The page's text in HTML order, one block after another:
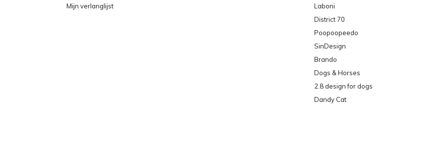
Mijn verlanglijst
Laboni
District 70
Poopoopeedo
SinDesign
Brando
Dogs & Horses
2.8 design for dogs
Dandy Cat